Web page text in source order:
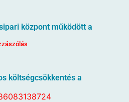
központ működött a
költségcsökkentés a